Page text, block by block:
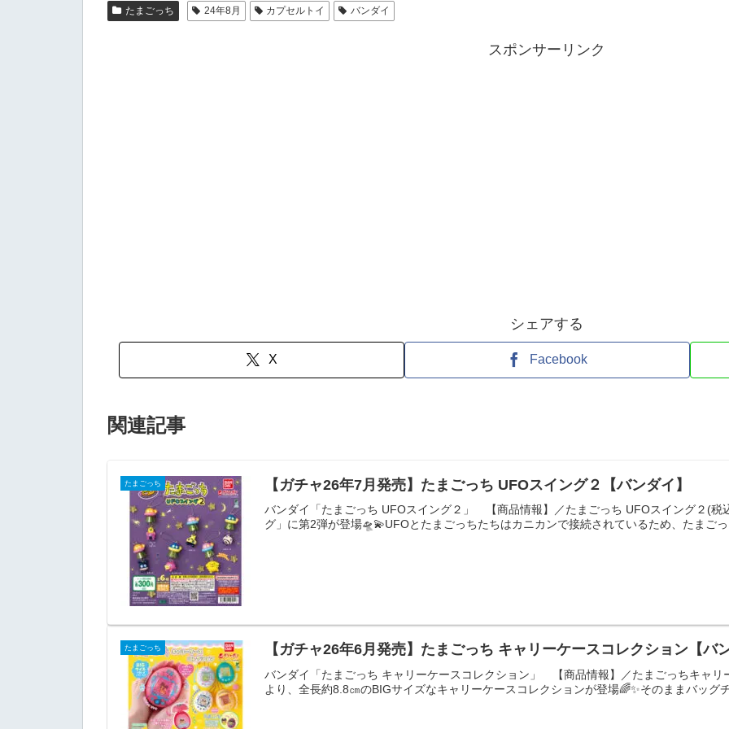
たまごっち 24年8月 カプセルトイ バンダイ
スポンサーリンク
シェアする
X Facebook
関連記事
たまごっち 【ガチャ26年7月発売】たまごっち UFOスイング２【バンダイ】
バンダイ「たまごっち UFOスイング２」 【商品情報】／たまごっち UFOスイング２(
グ」に第2弾が登場🛸💫UFOとたまごっちたちはカニカンで接続されているため、たまご
たまごっち 【ガチャ26年6月発売】たまごっち キャリーケースコレクション【バ
バンダイ「たまごっち キャリーケースコレクション」 【商品情報】／たまごっちキャ
より、全長約8.8㎝のBIGサイズなキャリーケースコレクションが登場🌈✨そのままバッグ